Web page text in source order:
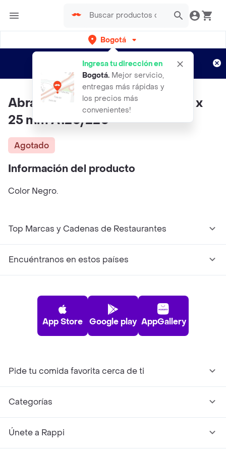
Bogotá
Ingresa tu dirección en
Bogotá. Mejor servicio,
entregas más rápidas y
los precios más
convenientes!
envíos gratis por semanas
Aplican TyC
Abracol Bloque Canas 150 x 50 x
25 mm A120/220
Agotado
Información del producto
Color Negro.
Top Marcas y Cadenas de Restaurantes
Encuéntranos en estos países
App Store Google play AppGallery
Pide tu comida favorita cerca de ti
Categorías
Únete a Rappi